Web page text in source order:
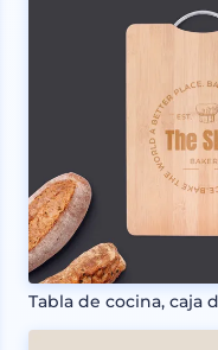
Tabla de cocina, caja